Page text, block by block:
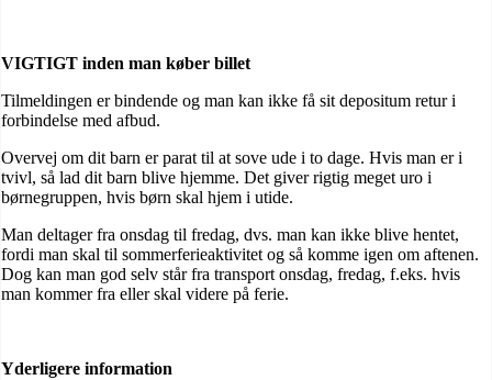
VIGTIGT inden man køber billet
Tilmeldingen er bindende og man kan ikke få sit depositum retur i
forbindelse med afbud.
Overvej om dit barn er parat til at sove ude i to dage. Hvis man er i
tvivl, så lad dit barn blive hjemme. Det giver rigtig meget uro i
børnegruppen, hvis børn skal hjem i utide.
Man deltager fra onsdag til fredag, dvs. man kan ikke blive hentet,
fordi man skal til sommerferieaktivitet og så komme igen om aftenen.
Dog kan man god selv står fra transport onsdag, fredag, f.eks. hvis
man kommer fra eller skal videre på ferie.
Yderligere information